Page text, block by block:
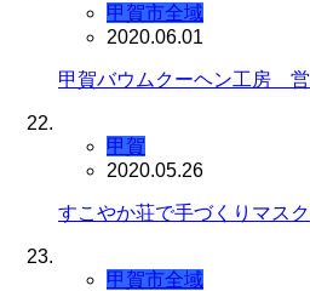
甲賀市全域
2020.06.01
甲賀バウムクーヘン工房 営
甲賀
2020.05.26
すこやか荘で手づくりマスク
甲賀市全域